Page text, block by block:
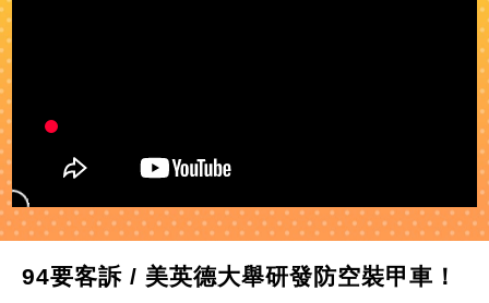
94要客訴 / 美英德大舉研發防空裝甲車！